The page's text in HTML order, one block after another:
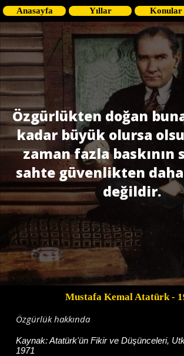
Anasayfa Yıllar Konular
Özgürlükten doğan
kadar büyük olursa
zaman fazla baskının
sahte güvenlikten
değildir.
Mustafa Kemal Atatürk-
Özgürlük hakkında
Kaynak:Atatürk'ün Fikir ve Düşünceleri,
1971